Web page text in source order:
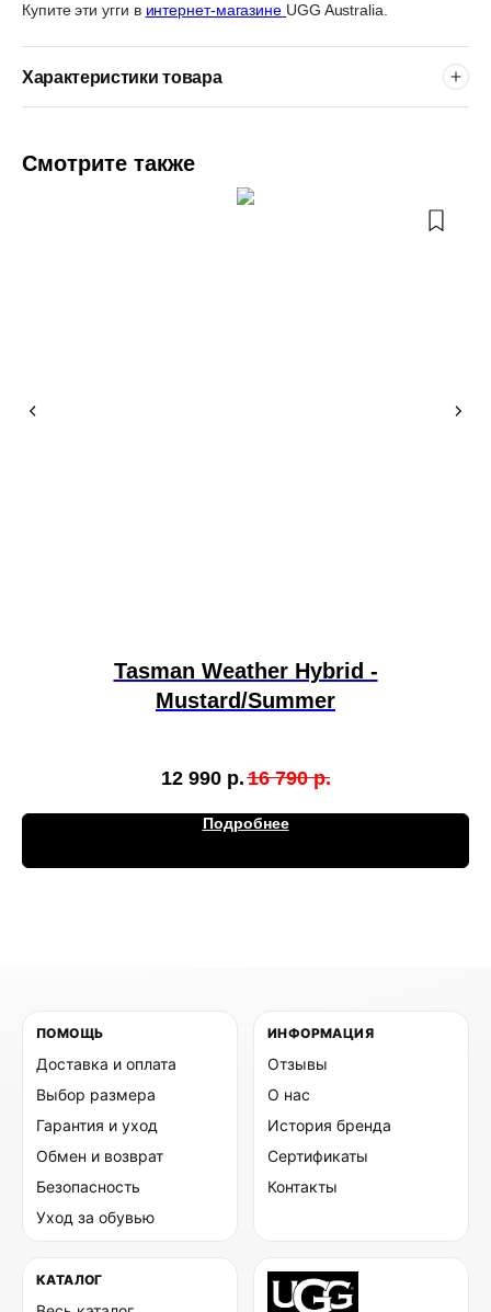
Купите эти угги в интернет-магазине UGG Australia.
Характеристики товара
Смотрите также
Tasman Weather Hybrid -
Mustard/Summer
12 990 р.16 790 р.
Подробнее
ПОМОЩЬ
Доставка и оплата
Выбор размера
Гарантия и уход
Обмен и возврат
Безопасность
Уход за обувью
ИНФОРМАЦИЯ
Отзывы
О нас
История бренда
Сертификаты
Контакты
КАТАЛОГ